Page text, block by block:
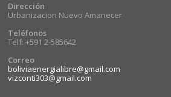
Dirección
Urbanizacion Nuevo Amanecer
Teléfonos
Telf: +591 2-585642
Correo
boliviaenergialibre@gmail.com
vizconti303@gmail.com